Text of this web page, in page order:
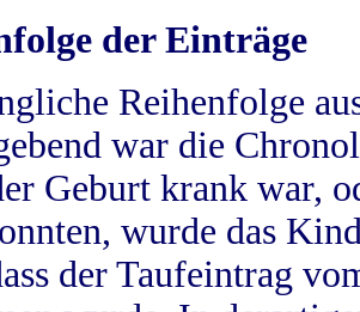
der Einträge
Reihenfolge
war die
Geburt krank war,
wurde das
der Taufeintrag